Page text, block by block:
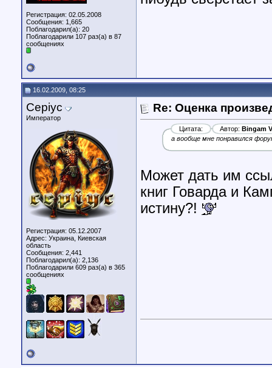
Регистрация: 02.05.2008
Сообщения: 1,665
Поблагодарил(а): 20
Поблагодарили 107 раз(а) в 87
сообщениях
16.02.2009, 08:25
Cepiyc
Император
Регистрация: 05.12.2007
Адрес: Украина, Киевская
область
Сообщения: 2,441
Поблагодарил(а): 2,136
Поблагодарили 609 раз(а) в 365
сообщениях
Re: Оценка
Цитата: Автор: Bingam
а вообще мне понравился
Может дать им
книг Говарда и
истину?!